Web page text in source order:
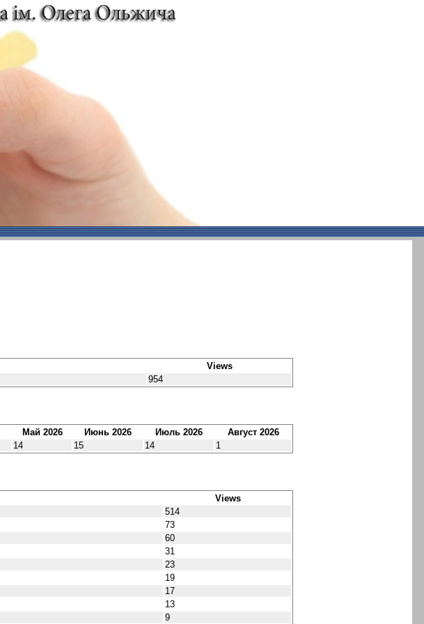
Views
954
Май 2026 Июнь 2026 Июль 2026
Август 2026
14 15 14 1
Views
514
73
60
31
23
19
17
13
9